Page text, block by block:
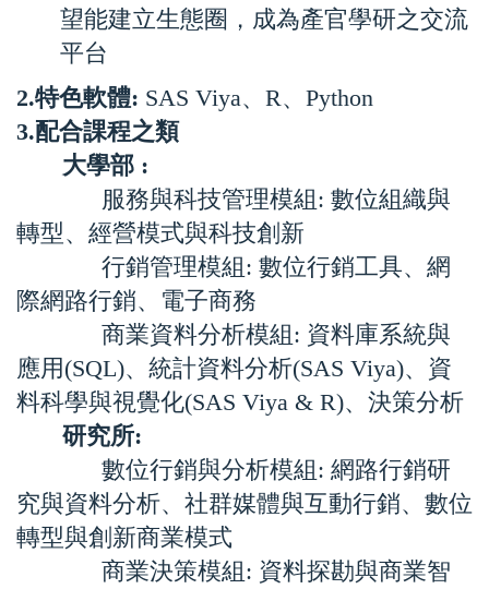
望能建立生態圈，成為產官學研之交流
平台
2.特色軟體: SAS Viya、R、Python
3.配合課程之類
大學部 :
服務與科技管理模組: 數位組織與
轉型、經營模式與科技創新
行銷管理模組: 數位行銷工具、網
際網路行銷、電子商務
商業資料分析模組: 資料庫系統與
應用(SQL)、統計資料分析(SAS Viya)、資
料科學與視覺化(SAS Viya & R)、決策分析
研究所:
數位行銷與分析模組: 網路行銷研
究與資料分析、社群媒體與互動行銷、數位
轉型與創新商業模式
商業決策模組: 資料探勘與商業智